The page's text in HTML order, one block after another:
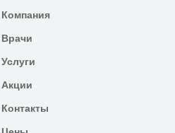
Компания
Врачи
Услуги
Акции
Контакты